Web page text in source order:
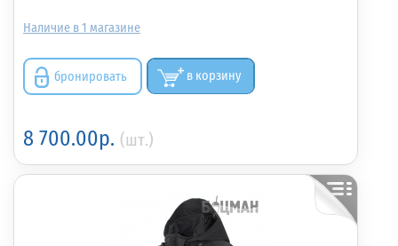
1
бронировать в корзину
8 700.00р. (шт.)